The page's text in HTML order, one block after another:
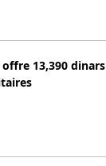
offre 13,390 dinars